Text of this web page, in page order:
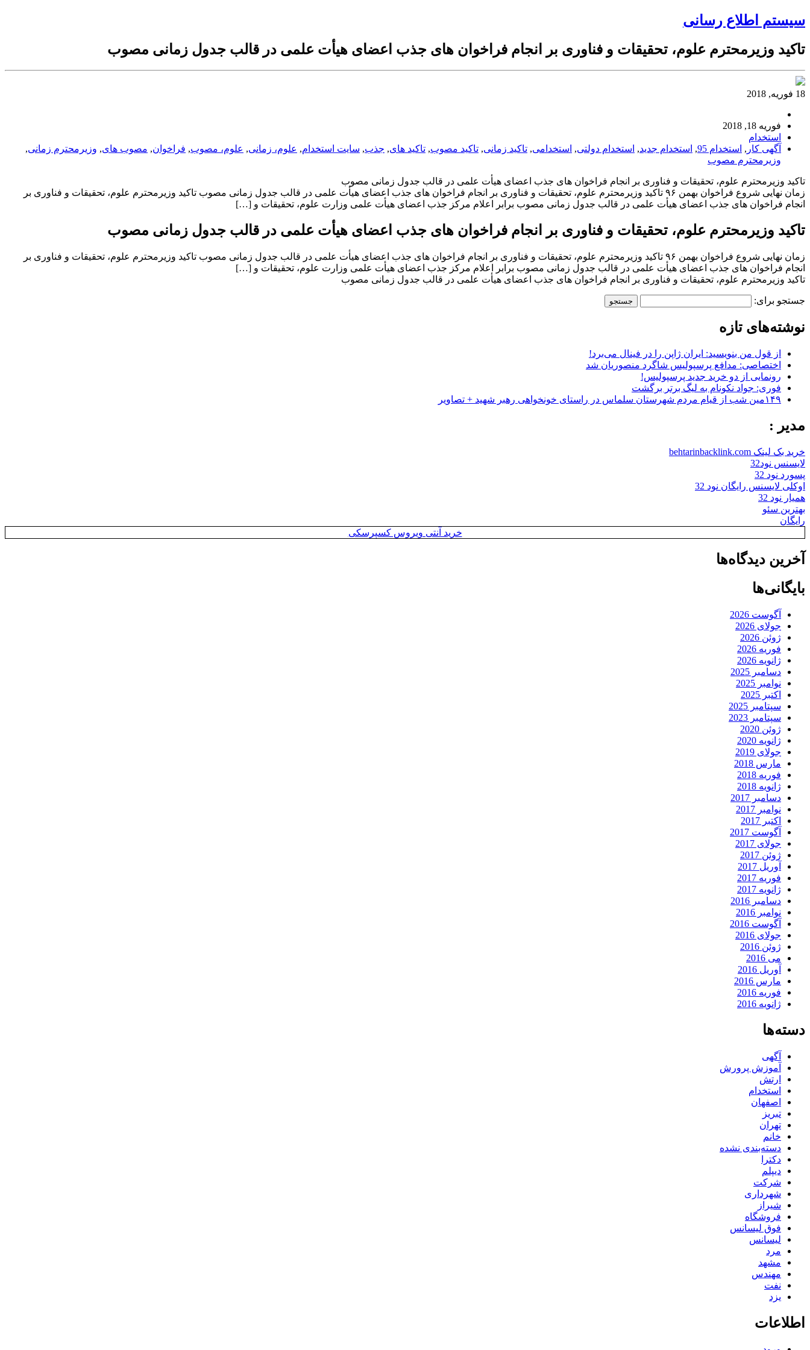
سیستم اطلاع رسانی
تاکید وزیرمحترم علوم، تحقیقات و فناوری بر انجام فراخوان های جذب اعضای هیأت علمی در قالب جدول زمانی مصوب
18 فوریه, 2018
فوریه 18, 2018
استخدام
آگهی کار , استخدام 95 , استخدام جدید, استخدام دولتی, استخدامی, تاکید زمانی, تاکید مصوب, تاکید های, جذب, سایت استخدام, علوم، زمانی, علوم، مصوب, فراخوان, مصوب های, وزیرمحترم زمانی,
وزیرمحترم مصوب
تاکید وزیرمحترم علوم، تحقیقات و فناوری بر انجام فراخوان های جذب اعضای هیأت علمی در قالب جدول زمانی مصوب
زمان نهایی شروع فراخوان بهمن ۹۶ تاکید وزیرمحترم علوم، تحقیقات و فناوری بر انجام فراخوان های جذب اعضای هیأت علمی در قالب جدول زمانی مصوب تاکید وزیرمحترم علوم، تحقیقات و فناوری بر
انجام فراخوان های جذب اعضای هیأت علمی در قالب جدول زمانی مصوب برابر اعلام مرکز جذب اعضای هیأت علمی وزارت علوم، تحقیقات و […]
تاکید وزیرمحترم علوم، تحقیقات و فناوری بر انجام فراخوان های جذب اعضای هیأت علمی در قالب جدول زمانی مصوب
زمان نهایی شروع فراخوان بهمن ۹۶ تاکید وزیرمحترم علوم، تحقیقات و فناوری بر انجام فراخوان های جذب اعضای هیأت علمی در قالب جدول زمانی مصوب تاکید وزیرمحترم علوم، تحقیقات و فناوری بر
انجام فراخوان های جذب اعضای هیأت علمی در قالب جدول زمانی مصوب برابر اعلام مرکز جذب اعضای هیأت علمی وزارت علوم، تحقیقات و […]
تاکید وزیرمحترم علوم، تحقیقات و فناوری بر انجام فراخوان های جذب اعضای هیأت علمی در قالب جدول زمانی مصوب
جستجو برای:
نوشته‌های تازه
از قول من بنویسید: ایران ژاپن را در فینال می‌برد!
اختصاصی: مدافع پرسپولیس شاگرد منصوریان شد
رونمایی از دو خرید جدید پرسپولیس!
فوری: جواد نکونام به لیگ برتر برگشت
۱۴۹مین شب از قیام مردم شهرستان سلماس در راستای خونخواهی رهبر شهید + تصاویر
مدیر :
خرید بک لینک behtarinbacklink.com
لایسنس نود32
پسورد نود 32
اوکلی لایسنس رایگان نود 32
همیار نود 32
بهترین سئو
رایگان
خرید آنتی ویروس کسپرسکی
آخرین دیدگاه‌ها
بایگانی‌ها
آگوست 2026
جولای 2026
ژوئن 2026
فوریه 2026
ژانویه 2026
دسامبر 2025
نوامبر 2025
اکتبر 2025
سپتامبر 2025
سپتامبر 2023
ژوئن 2020
ژانویه 2020
جولای 2019
مارس 2018
فوریه 2018
ژانویه 2018
دسامبر 2017
نوامبر 2017
اکتبر 2017
آگوست 2017
جولای 2017
ژوئن 2017
آوریل 2017
فوریه 2017
ژانویه 2017
دسامبر 2016
نوامبر 2016
آگوست 2016
جولای 2016
ژوئن 2016
می 2016
آوریل 2016
مارس 2016
فوریه 2016
ژانویه 2016
دسته‌ها
آگهی
آموزش پرورش
ارتش
استخدام
اصفهان
تبریز
تهران
خانم
دسته‌بندی نشده
دکترا
دیپلم
شرکت
شهرداری
شیراز
فروشگاه
فوق لیسانس
لیسانس
مرد
مشهد
مهندس
نفت
یزد
اطلاعات